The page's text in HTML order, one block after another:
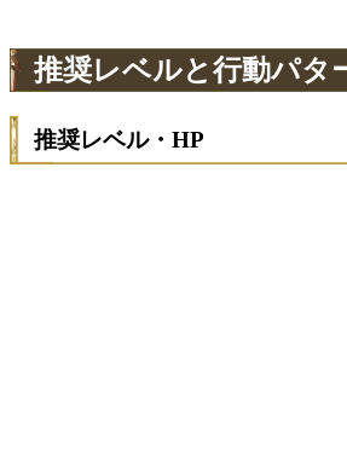
推奨レベルと行動パタ
推奨レベル・HP